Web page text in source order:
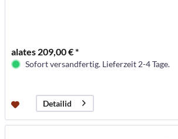
alates 209,00 € *
Sofort versandfertig. Lieferzeit 2-4 Tage.
Detailid